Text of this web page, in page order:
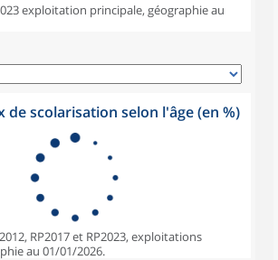
exploitation principale, géographie au
de scolarisation selon l'âge (en %)
RP2017 et RP2023, exploitations
au 01/01/2026.